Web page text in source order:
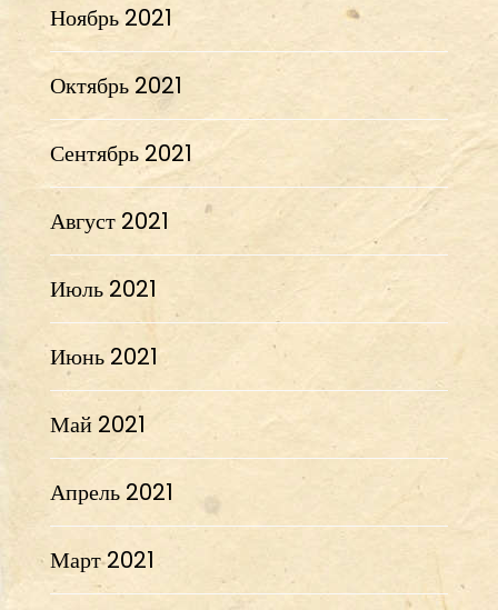
Ноябрь 2021
Октябрь 2021
Сентябрь 2021
Август 2021
Июль 2021
Июнь 2021
Май 2021
Апрель 2021
Март 2021